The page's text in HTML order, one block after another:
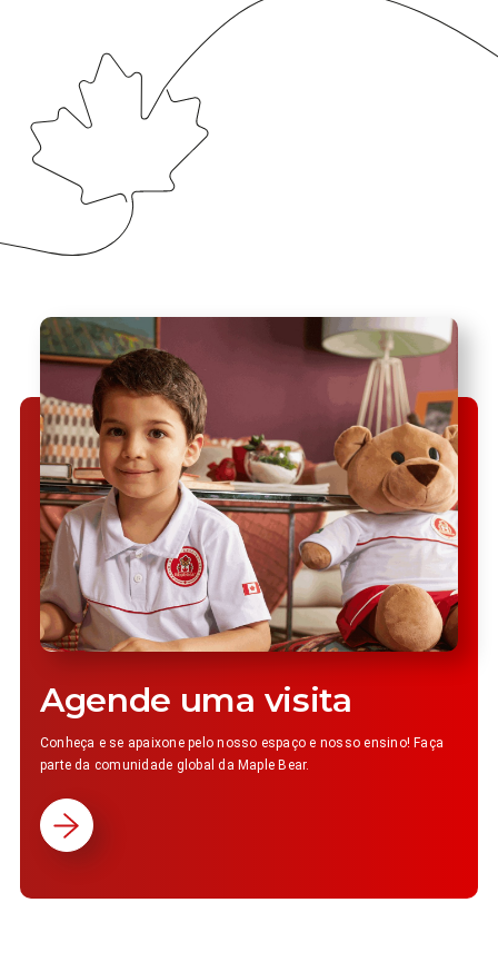
Agende uma visita
Conheça e se apaixone pelo nosso espaço e nosso ensino! Faça
parte da comunidade global da Maple Bear.